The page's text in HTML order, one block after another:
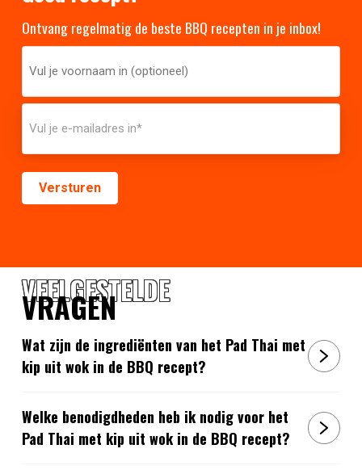
Ontvang regelmatig de beste BBQ recepten in je inbox!
VEELGESTELDE
VRAGEN
Wat zijn de ingrediënten van het Pad Thai met
kip uit wok in de BBQ recept?
Welke benodigdheden heb ik nodig voor het
Pad Thai met kip uit wok in de BBQ recept?